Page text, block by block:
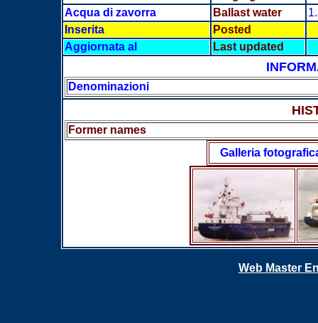
Acqua di zavorra
Ballast water
Inserita
Posted
Aggiornata al
Last updated
Denominazioni
Former names
Galleria
Web Master